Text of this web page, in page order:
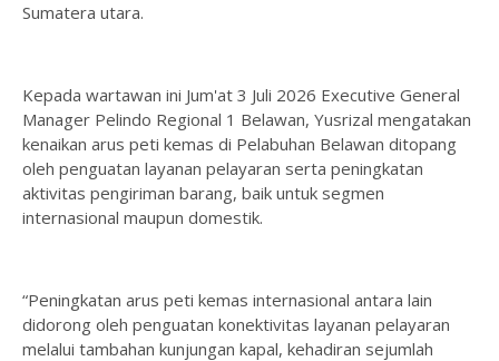
Sumatera utara.
Kepada wartawan ini Jum'at 3 Juli 2026 Executive General
Manager Pelindo Regional 1 Belawan, Yusrizal mengatakan
kenaikan arus peti kemas di Pelabuhan Belawan ditopang
oleh penguatan layanan pelayaran serta peningkatan
aktivitas pengiriman barang, baik untuk segmen
internasional maupun domestik.
“Peningkatan arus peti kemas internasional antara lain
didorong oleh penguatan konektivitas layanan pelayaran
melalui tambahan kunjungan kapal, kehadiran sejumlah